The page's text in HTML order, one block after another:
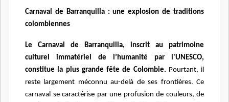
Carnaval de Barranquilla : une explosion de traditions
colombiennes
Le Carnaval de Barranquilla, inscrit au patrimoine
culturel immatériel de l’humanité par l'UNESCO,
constitue la plus grande fête de Colombie. Pourtant, il
reste largement méconnu au-delà de ses frontières. Ce
carnaval se caractérise par une profusion de couleurs, de